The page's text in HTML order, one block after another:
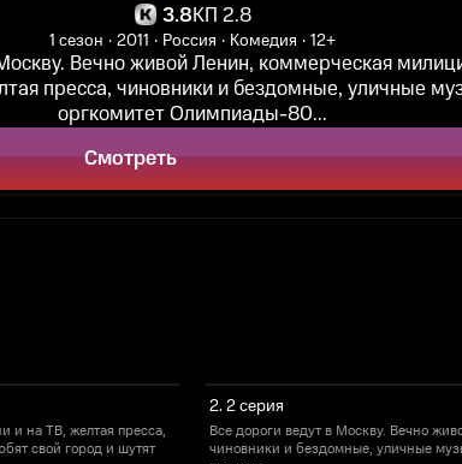
3.8КП 2.8
1 сезон 2011 Россия Комедия 12+
Вечно живой Ленин, коммерческая
пресса, чиновники и бездомные, уличные
оргкомитет Олимпиады-80...
Смотреть
и на ТВ, желтая пресса,
свой город и шутят
2. 2 серия
Все дороги ведут в Москву. Вечно
чиновники и бездомные, уличные